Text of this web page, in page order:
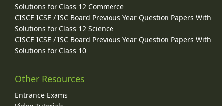
Solutions for Class 12 Commerce
CISCE ICSE / ISC Board Previous Year Question Papers With
Solutions for Class 12 Science
CISCE ICSE / ISC Board Previous Year Question Papers With
Solutions for Class 10
Other Resources
Entrance Exams